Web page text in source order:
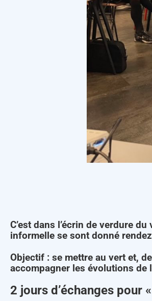
C’est dans l’écrin de verdure
informelle se sont donné
Objectif : se mettre au vert et,
accompagner les évolutions de
2 jours d’échanges pour